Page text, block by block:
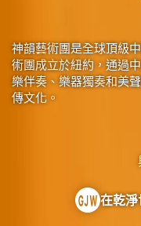
神韻藝術團是全球頂級
術團成立於紐約，通過
樂伴奏、樂器獨奏和美
傳文化。
在乾淨